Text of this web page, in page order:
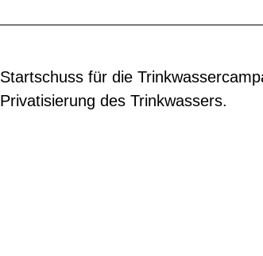
Startschuss für die
Privatisierung des Trinkwassers.